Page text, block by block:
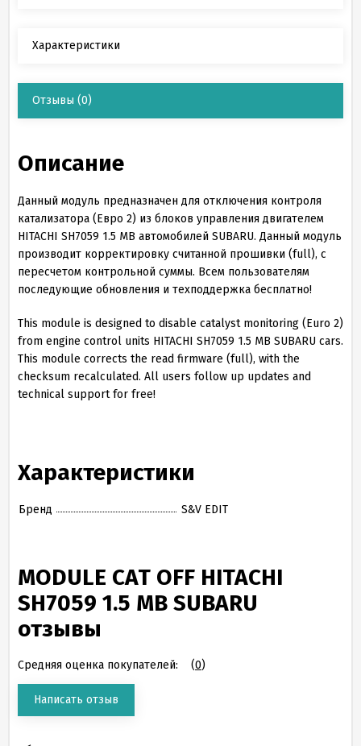
Характеристики
Отзывы (0)
Описание
Данный модуль предназначен для отключения контроля
катализатора (Евро 2) из блоков управления двигателем
HITACHI SH7059 1.5 MB автомобилей SUBARU. Данный модуль
производит корректировку считанной прошивки (full), с
пересчетом контрольной суммы. Всем пользователям
последующие обновления и техподдержка бесплатно!
This module is designed to disable catalyst monitoring (Euro 2)
from engine control units HITACHI SH7059 1.5 MB SUBARU cars.
This module corrects the read firmware (full), with the
checksum recalculated. All users follow up updates and
technical support for free!
Характеристики
Бренд S&V EDIT
MODULE CAT OFF HITACHI
SH7059 1.5 MB SUBARU
отзывы
Средняя оценка покупателей: (0)
Написать отзыв